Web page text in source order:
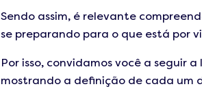
Sendo assim, é relevante
se preparando para o que está por
Por isso, convidamos você a seguir
mostrando a definição de cada um